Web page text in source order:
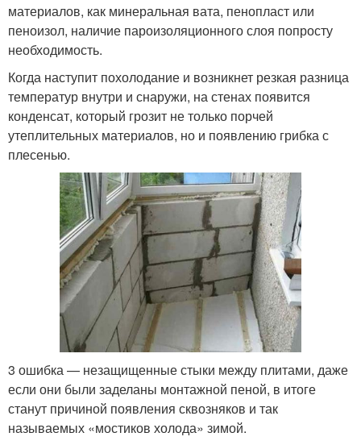
материалов, как минеральная вата, пенопласт или
пеноизол, наличие пароизоляционного слоя попросту
необходимость.
Когда наступит похолодание и возникнет резкая разница
температур внутри и снаружи, на стенах появится
конденсат, который грозит не только порчей
утеплительных материалов, но и появлению грибка с
плесенью.
3 ошибка — незащищенные стыки между плитами, даже
если они были заделаны монтажной пеной, в итоге
станут причиной появления сквозняков и так
называемых «мостиков холода» зимой.